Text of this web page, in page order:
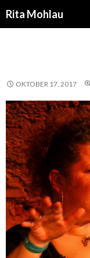
Rita Mohlau
OKTOBER 17, 2017